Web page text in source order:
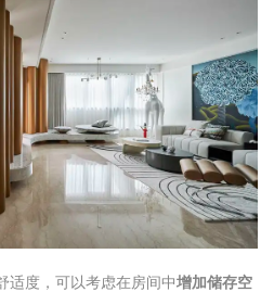
适度，可以考虑在房间中增加储存空